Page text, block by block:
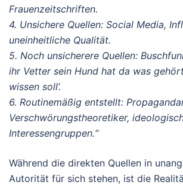
Frauenzeitschriften.
4. Unsichere Quellen: Social Media,
uneinheitliche Qualität.
5. Noch unsicherere Quellen:
ihr Vetter sein Hund hat da was
wissen soll’.
6. Routinemäßig entstellt:
Verschwörungstheoretiker,
Interessengruppen.“
Während die direkten Quellen in
Autorität für sich stehen, ist die